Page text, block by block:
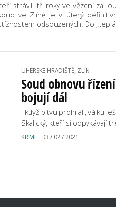
strávili tři roky ve vězení za
ve Zlíně je v úterý
odsouzených. Do
UHERSKÉ HRADIŠTĚ, ZLÍN
Soud obnovu
bojují dál
I když bitvu prohráli, válku
Skalický, kteří si odpykávají
KRIMI 03 / 02 / 2021